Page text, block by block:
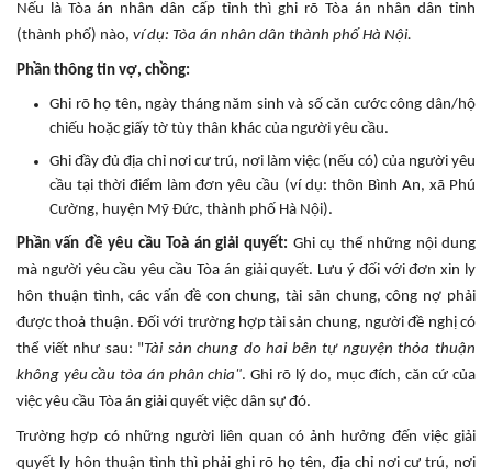
Nếu là Tòa án nhân dân cấp tỉnh thì ghi rõ Tòa án nhân dân tỉnh
(thành phố) nào, ví dụ: Tòa án nhân dân thành phố Hà Nội.
Phần thông tin vợ, chồng:
Ghi rõ họ tên, ngày tháng năm sinh và số căn cước công dân/hộ
chiếu hoặc giấy tờ tùy thân khác của người yêu cầu.
Ghi đầy đủ địa chỉ nơi cư trú, nơi làm việc (nếu có) của người yêu
cầu tại thời điểm làm đơn yêu cầu (ví dụ: thôn Bình An, xã Phú
Cường, huyện Mỹ Đức, thành phố Hà Nội).
Phần vấn đề yêu cầu Toà án giải quyết: Ghi cụ thể những nội dung
mà người yêu cầu yêu cầu Tòa án giải quyết. Lưu ý đối với đơn xin ly
hôn thuận tình, các vấn đề con chung, tài sản chung, công nợ phải
được thoả thuận. Đối với trường hợp tài sản chung, người đề nghị có
thể viết như sau: "Tài sản chung do hai bên tự nguyện thỏa thuận
không yêu cầu tòa án phân chia". Ghi rõ lý do, mục đích, căn cứ của
việc yêu cầu Tòa án giải quyết việc dân sự đó.
Trường hợp có những người liên quan có ảnh hưởng đến việc giải
quyết ly hôn thuận tình thì phải ghi rõ họ tên, địa chỉ nơi cư trú, nơi